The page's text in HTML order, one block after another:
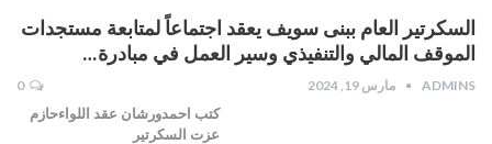
السكرتير العام ببنى سويف يعقد اجتماعاً لمتابعة مستجدات
الموقف المالي والتنفيذي وسير العمل في مبادرة…
ADMINS مارس 19, 2024 0
كتب احمدورشان عقد اللواءحازم
عزت السكرتير